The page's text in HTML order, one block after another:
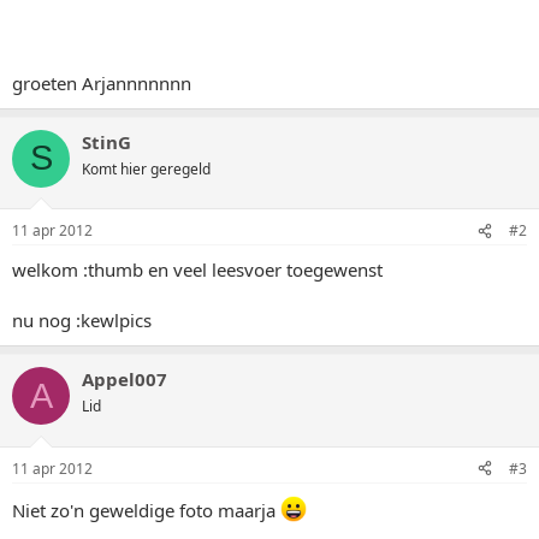
groeten Arjannnnnnn
S StinG
Komt hier geregeld
11 apr 2012 #2
welkom :thumb en veel leesvoer toegewenst
nu nog :kewlpics
A Appel007
Lid
11 apr 2012 #3
Niet zo'n geweldige foto maarja